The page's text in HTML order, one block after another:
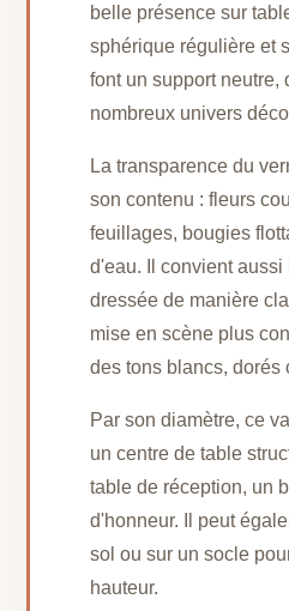
belle présence sur
sphérique régulière et
font un support neutre,
nombreux univers
La transparence du
son contenu : fleurs
feuillages, bougies
d'eau. Il convient
dressée de manière
mise en scène plus
des tons blancs, dorés
Par son diamètre, ce
un centre de table
table de réception, un
d'honneur. Il peut
sol ou sur un socle
hauteur.